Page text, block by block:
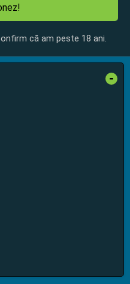
că am peste 18 ani.
-